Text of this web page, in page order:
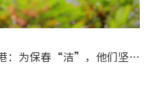
学习强国 | 春节我在岗 · 温州龙港：为保春“洁”，他们坚守岗位